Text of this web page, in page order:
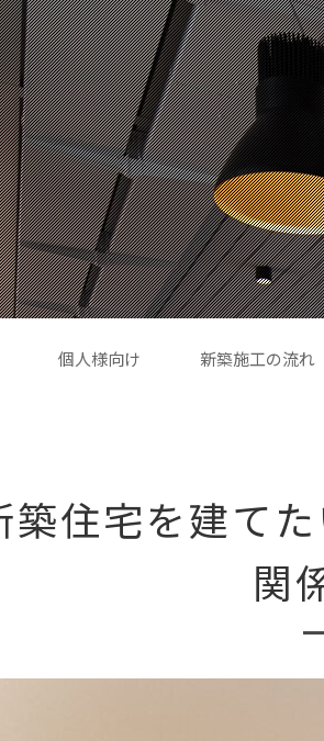
個人様向け 新築施工の流れ
築住宅を建て
関